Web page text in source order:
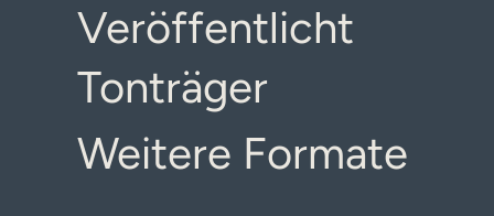
Veröffentlicht
Tonträger
Weitere Formate